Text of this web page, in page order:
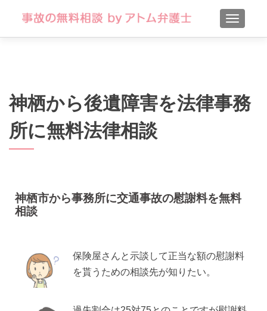
神栖から後遺障害を法律事務
所に無料法律相談
神栖市から事務所に交通事故の慰謝料を無料
相談
保険屋さんと示談して正当な額の慰謝料
を貰うための相談先が知りたい。